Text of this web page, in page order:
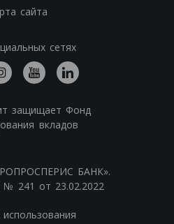
сайта
сетях
защищает Фонд
вкладов
БАНК».
241 от 23.02.2022